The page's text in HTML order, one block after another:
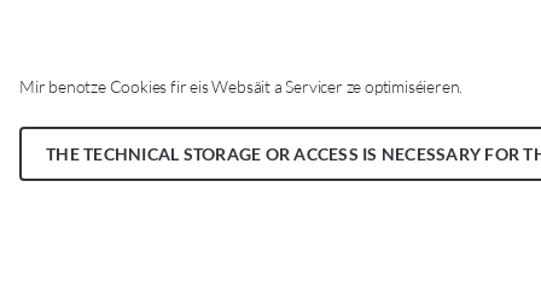
Mir benotze Cookies fir eis Websäit a Servicer ze optimiséieren.
THE TECHNICAL STORAGE OR ACCESS IS NECESSARY FOR